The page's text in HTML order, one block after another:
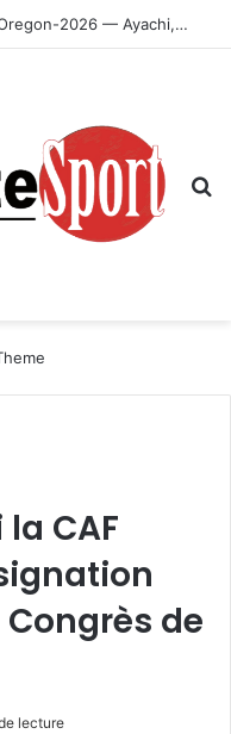
Championnats du monde U-20, Oregon-2026 — Ayachi, Dissa, Touahria et Ghezali en finale
CAF
de
lecture